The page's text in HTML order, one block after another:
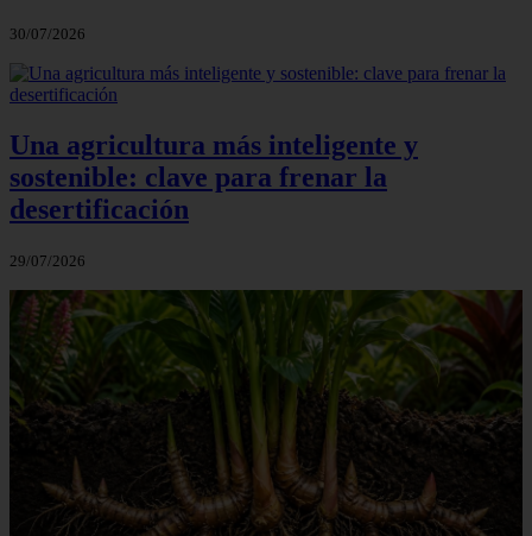
30/07/2026
Una agricultura más inteligente y
sostenible: clave para frenar la
desertificación
29/07/2026